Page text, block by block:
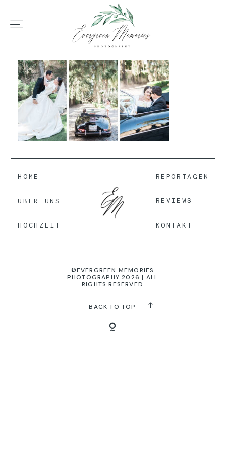
HOME
ÜBER UNS
HOCHZEIT
REPORTAGEN
REVIEWS
KONTAKT
©EVERGREEN MEMORIES
PHOTOGRAPHY 2026 | ALL
RIGHTS RESERVED
BACK TO TOP
HOME
ÜBER UNS
HOCHZEIT
REVIEWS